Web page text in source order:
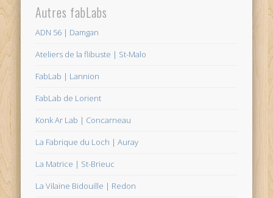
Autres fabLabs
ADN 56 | Damgan
Ateliers de la flibuste | St-Malo
FabLab | Lannion
FabLab de Lorient
Konk Ar Lab | Concarneau
La Fabrique du Loch | Auray
La Matrice | St-Brieuc
La Vilaine Bidouille | Redon